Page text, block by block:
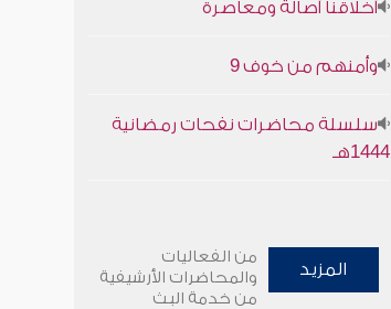
أخلاقنا أصالة ومعاصرة
وأمنهم من خوف 9
سلسلة محاضرات نفحات رمضانية
1444هـ
المزيد
من الفعاليات
والمحاضرات الأرشيفية
من خدمة البث